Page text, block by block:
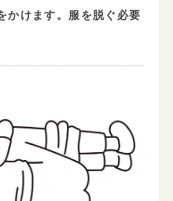
かけます。服を脱ぐ必要